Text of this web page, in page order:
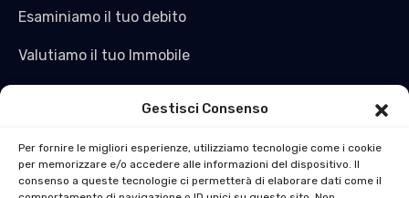
Gestisci Consenso
Per fornire le migliori esperienze, utilizziamo tecnologie come i cookie
per memorizzare e/o accedere alle informazioni del dispositivo. Il
consenso a queste tecnologie ci permetterà di elaborare dati come il
Esaminiamo il tuo debito
Valutiamo il tuo Immobile
Ti ridiamo liquidità